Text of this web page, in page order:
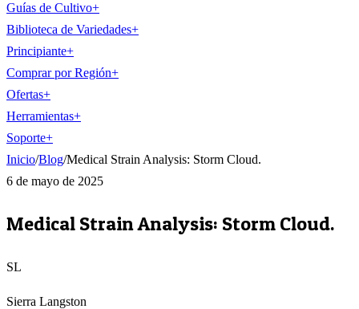
Guías de Cultivo+
Biblioteca de Variedades+
Principiante+
Comprar por Región+
Ofertas+
Herramientas+
Soporte+
Inicio/Blog/Medical Strain Analysis: Storm Cloud.
6 de mayo de 2025
Medical Strain Analysis: Storm Cloud.
SL
Sierra Langston